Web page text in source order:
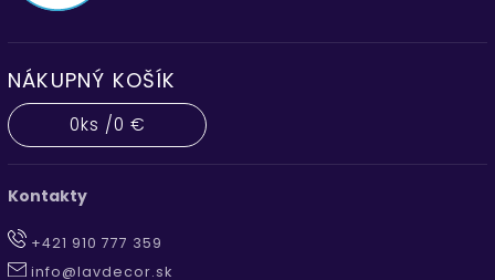
NÁKUPNÝ KOŠÍK
0ks /0 €
Kontakty
+421 910 777 359
info@lavdecor.sk